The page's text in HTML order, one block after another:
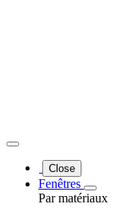
Close
Fenêtres
Par matériaux